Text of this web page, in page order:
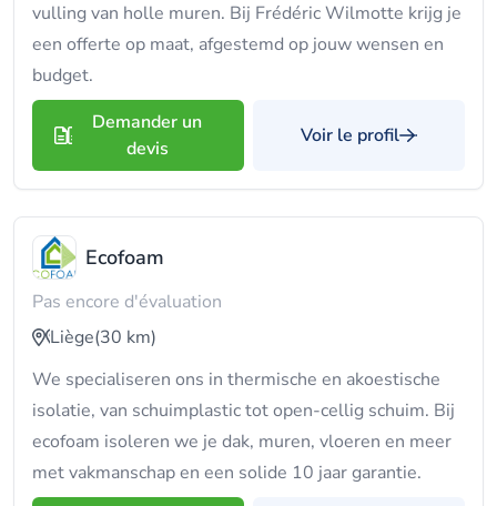
vulling van holle muren. Bij Frédéric Wilmotte krijg je
een offerte op maat, afgestemd op jouw wensen en
budget.
Demander un
devis
Voir le profil
Ecofoam
Pas encore d'évaluation
Liège(30 km)
We specialiseren ons in thermische en akoestische
isolatie, van schuimplastic tot open-cellig schuim. Bij
ecofoam isoleren we je dak, muren, vloeren en meer
met vakmanschap en een solide 10 jaar garantie.